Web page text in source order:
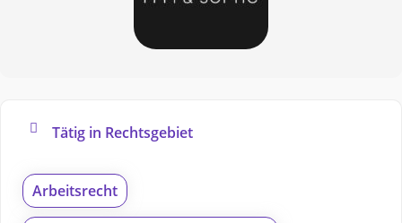
Tätig in Rechtsgebiet
Arbeitsrecht